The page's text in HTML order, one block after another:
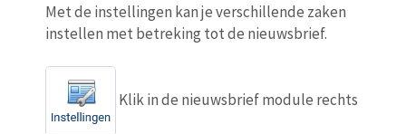
Met de instellingen kan je verschillende zaken
instellen met betreking tot de nieuwsbrief.
Klik in de nieuwsbrief module rechts